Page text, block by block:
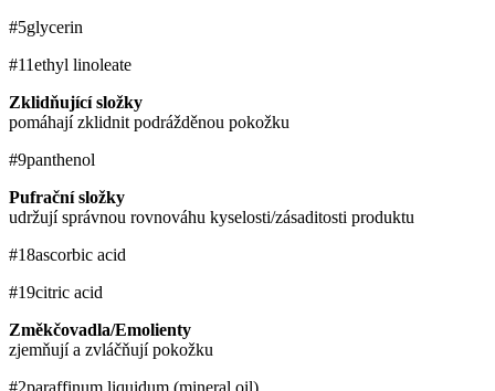
#5glycerin
#11ethyl linoleate
Zklidňující složky
pomáhají zklidnit podrážděnou pokožku
#9panthenol
Pufrační složky
udržují správnou rovnováhu kyselosti/zásaditosti produktu
#18ascorbic acid
#19citric acid
Změkčovadla/Emolienty
zjemňují a zvláčňují pokožku
#2paraffinum liquidum (mineral oil)